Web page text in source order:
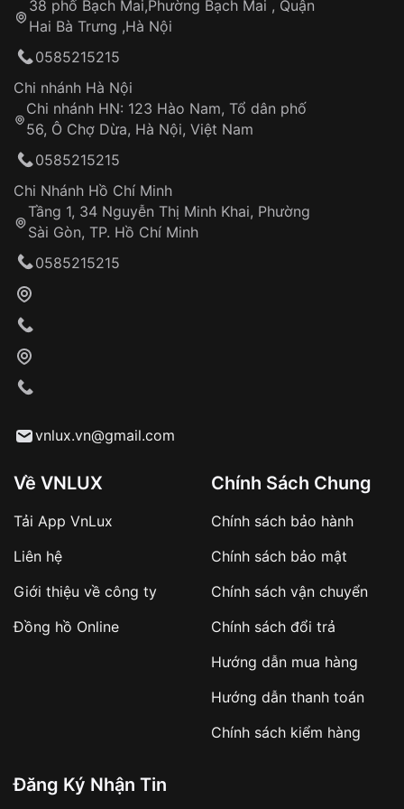
Hotline: 0585 215 215
Từ khóa SEO:
Khách hàng kiểm tra và thanh toán trực tiếp
Từ khóa SEO:
sản phẩm đặc biệt
hàng
Số tiền còn lại thanh toán khi nhận hàng hoặc
✔️ Đảm bảo xử lý đơn hàng nhanh chóng
✔️ Hạn chế tình trạng hủy đơn không mong
Từ khóa SEO:
Tự ý sửa chữa
thống VNLUX
Đảm bảo quyền lợi khách hàng
Đồng hành cùng khách hàng trong suốt quá
trình sử dụng
38 phố Bạch Mai,Phường Bạch Mai , Quận
Hai Bà Trưng ,Hà Nội
0585215215
Chi nhánh Hà Nội
Chi nhánh HN: 123 Hào Nam, Tổ dân phố
56, Ô Chợ Dừa, Hà Nội, Việt Nam
0585215215
Chi Nhánh Hồ Chí Minh
Tầng 1, 34 Nguyễn Thị Minh Khai, Phường
Sài Gòn, TP. Hồ Chí Minh
0585215215
vnlux.vn@gmail.com
Về VNLUX
Tải App VnLux
Liên hệ
Giới thiệu về công ty
Đồng hồ Online
Chính Sách Chung
Chính sách bảo hành
Chính sách bảo mật
Chính sách vận chuyển
Chính sách đổi trả
Hướng dẫn mua hàng
Hướng dẫn thanh toán
Chính sách kiểm hàng
Đăng Ký Nhận Tin